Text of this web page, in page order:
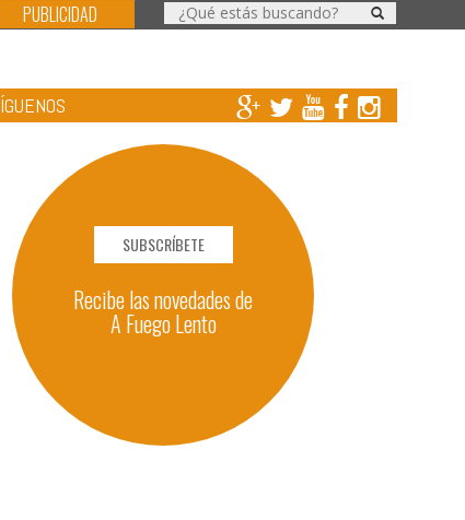
PUBLICIDAD
SUBSCRÍBETE
Recibe las novedades de
A Fuego Lento